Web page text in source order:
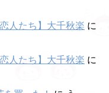
人たち】大千秋楽 に
人たち】大千秋楽 に